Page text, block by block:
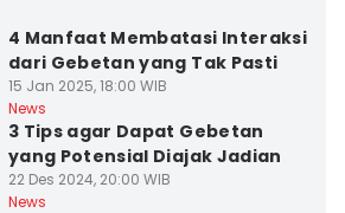
4 Manfaat Membatasi Interaksi
dari Gebetan yang Tak Pasti
15 Jan 2025, 18:00 WIB
News
3 Tips agar Dapat Gebetan
yang Potensial Diajak Jadian
22 Des 2024, 20:00 WIB
News